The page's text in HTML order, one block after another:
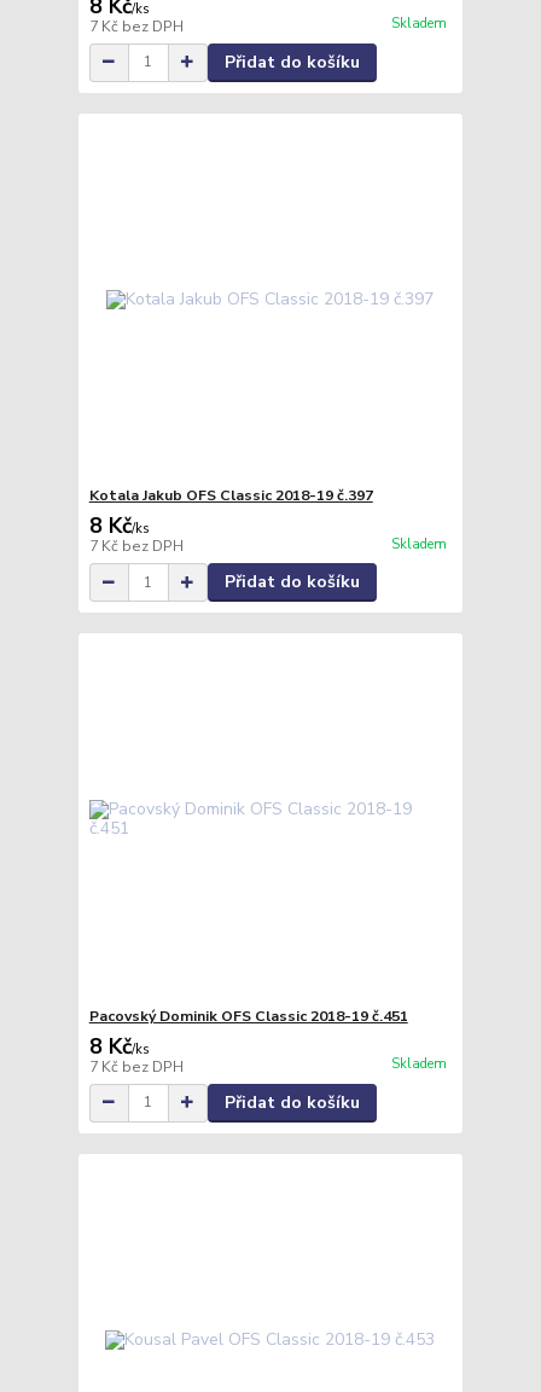
/ks
7 Kč bez DPH Skladem
Přidat do košíku
Kotala Jakub OFS Classic 2018-19 č.397
8 Kč/ks
7 Kč bez DPH Skladem
Přidat do košíku
Pacovský Dominik OFS Classic 2018-19 č.451
8 Kč/ks
7 Kč bez DPH Skladem
Přidat do košíku